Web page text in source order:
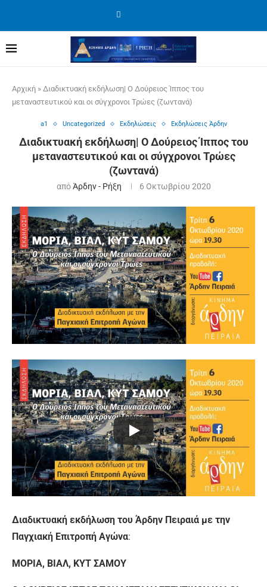
Αρχική » Διαδικτυακή εκδήλωση| Ο Δούρειος Ίππος του
μεταναστευτικού και οι σύγχρονοι Τρώες (ζωντανά)
a1 Uncategorized Εκδηλώσεις Εκδηλώσεις Άρδην
Διαδικτυακή εκδήλωση| Ο Δούρειος Ίππος του
μεταναστευτικού και οι σύγχρονοι Τρώες
(ζωντανά)
απόΆρδην - Ρήξη 6 Οκτωβρίου 2020
Διαδικτυακή εκδήλωση του Άρδην Πειραιά με την
Παγχιακή Επιτροπή Αγώνα:
ΜΟΡΙΑ, ΒΙΑΛ, ΚΥΤ ΣΑΜΟΥ